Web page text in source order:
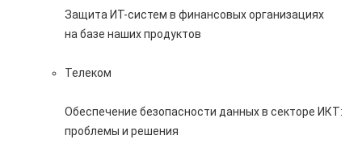
Защита ИТ-систем в финансовых организациях
на базе наших продуктов
Телеком
Обеспечение безопасности данных в секторе ИКТ:
проблемы и решения